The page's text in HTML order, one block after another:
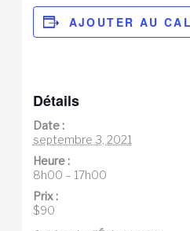
AJOUTER AU
Détails
Date :
septembre 3, 2021
Heure :
8h00 – 17h00
Prix :
$90